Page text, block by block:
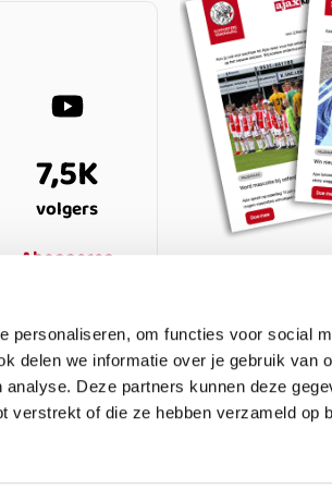
personaliseren, om functies voor social
delen we informatie over je gebruik van
Deze partners kunnen deze
verstrekt of die ze hebben verzameld op
7,5K
volgers
Abonneren